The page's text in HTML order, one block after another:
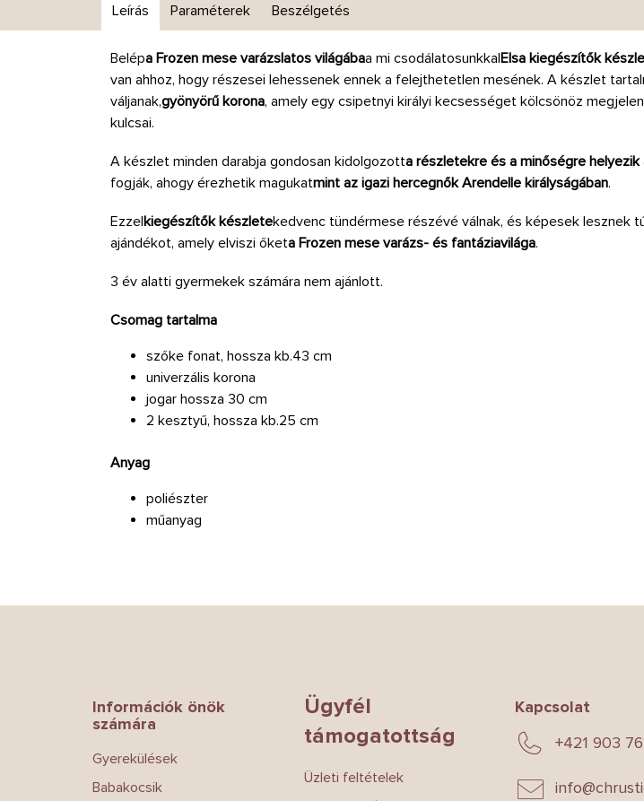
Leírás Paraméterek Beszélgetés
Belépa Frozen mese varázslatos világábaa mi csodálatosunkkalElsa kiegészítők
van ahhoz, hogy részesei lehessenek ennek a felejthetetlen mesének. A készlet
váljanak,gyönyörű korona, amely egy csipetnyi királyi kecsességet kölcsönöz
kulcsai.
A készlet minden darabja gondosan kidolgozotta részletekre és a minőségre helyezik
fogják, ahogy érezhetik magukatmint az igazi hercegnők Arendelle királyságában.
Ezzelkiegészítők készletekedvenc tündérmese részévé válnak, és képesek lesznek
ajándékot, amely elviszi őketa Frozen mese varázs- és fantáziavilága.
3 év alatti gyermekek számára nem ajánlott.
Csomag tartalma
szőke fonat, hossza kb.43 cm
univerzális korona
jogar hossza 30 cm
2 kesztyű, hossza kb.25 cm
Anyag
poliészter
műanyag
Információk önök
számára
Gyerekülések
Babakocsik
Ügyfél
támogatottság
Üzleti feltételek
Kapcsolat
info@
+421 903